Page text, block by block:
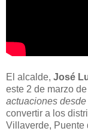
El alcalde, José
este 2 de marzo
actuaciones
convertir a los
Villaverde, Puente